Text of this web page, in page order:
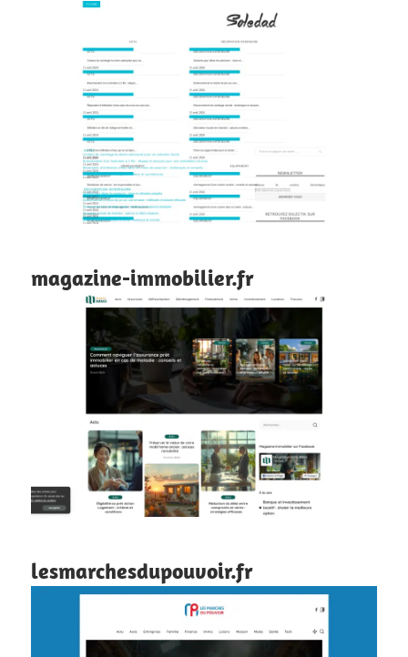
magazine-immobilier.fr
lesmarchesdupouvoir.fr